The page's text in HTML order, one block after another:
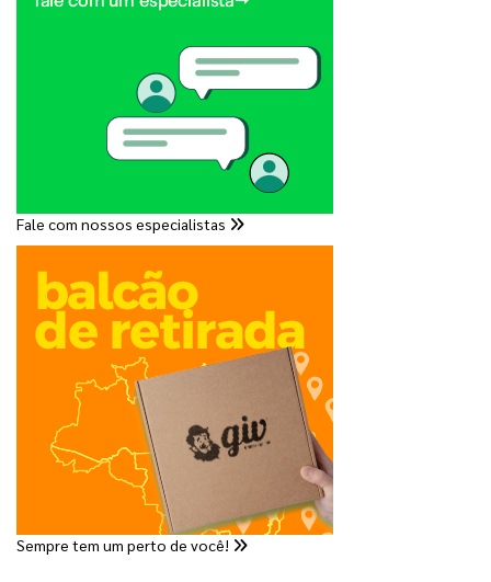
Fale com nossos especialistas
Sempre tem um perto de você!